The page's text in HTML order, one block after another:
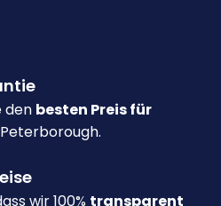
den besten Preis für
wir 100% transparent